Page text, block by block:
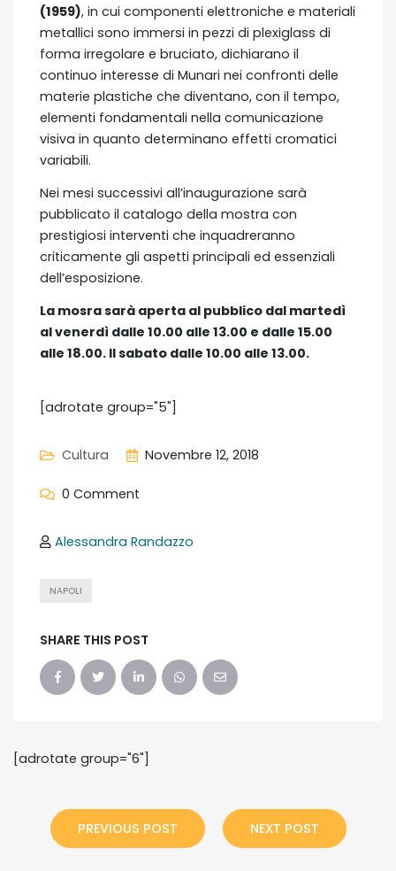
(1959), in cui componenti elettroniche e materiali
metallici sono immersi in pezzi di plexiglass di
forma irregolare e bruciato, dichiarano il
continuo interesse di Munari nei confronti delle
materie plastiche che diventano, con il tempo,
elementi fondamentali nella comunicazione
visiva in quanto determinano effetti cromatici
variabili.
Nei mesi successivi all’inaugurazione sarà
pubblicato il catalogo della mostra con
prestigiosi interventi che inquadreranno
criticamente gli aspetti principali ed essenziali
dell’esposizione.
La mosra sarà aperta al pubblico dal martedì
al venerdì dalle 10.00 alle 13.00 e dalle 15.00
alle 18.00. Il sabato dalle 10.00 alle 13.00.
[adrotate group="5"]
Cultura Novembre 12, 2018
0 Comment
Alessandra Randazzo
NAPOLI
SHARE THIS POST
[adrotate group="6"]
PREVIOUS POST NEXT POST